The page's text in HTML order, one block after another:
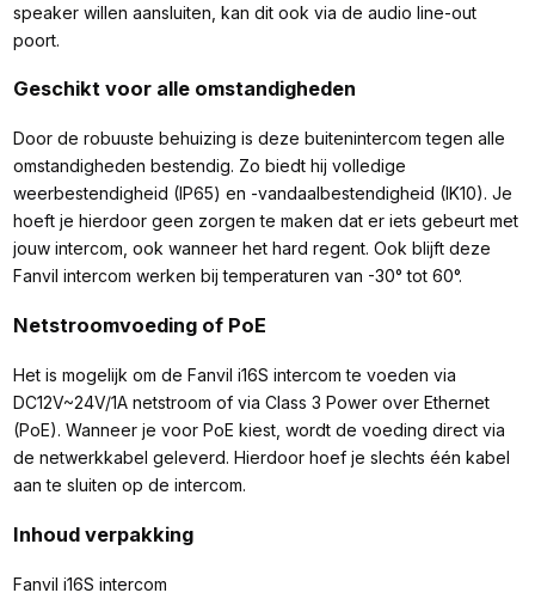
speaker willen aansluiten, kan dit ook via de audio line-out
poort.
Geschikt voor alle omstandigheden
Door de robuuste behuizing is deze buitenintercom tegen alle
omstandigheden bestendig. Zo biedt hij volledige
weerbestendigheid (IP65) en -vandaalbestendigheid (IK10). Je
hoeft je hierdoor geen zorgen te maken dat er iets gebeurt met
jouw intercom, ook wanneer het hard regent. Ook blijft deze
Fanvil intercom werken bij temperaturen van -30° tot 60°.
Netstroomvoeding of PoE
Het is mogelijk om de Fanvil i16S intercom te voeden via
DC12V~24V/1A netstroom of via Class 3 Power over Ethernet
(PoE). Wanneer je voor PoE kiest, wordt de voeding direct via
de netwerkkabel geleverd. Hierdoor hoef je slechts één kabel
aan te sluiten op de intercom.
Inhoud verpakking
Fanvil i16S intercom